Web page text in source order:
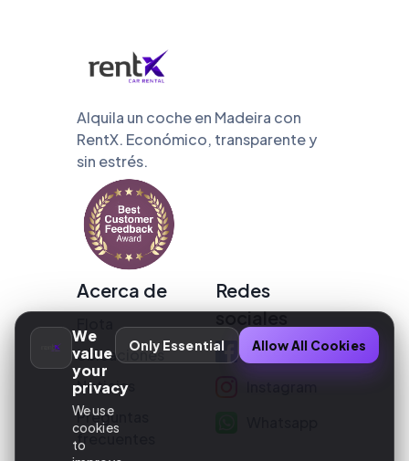
We
value
your
privacy
We use
cookies
to
Only Essential Allow All Cookies
Alquila un coche en Madeira con
RentX. Económico, transparente y
sin estrés.
Acerca de
Ubicaciones
Noticias
Preguntas
frecuentes
Redes
sociales
Facebook
Instagram